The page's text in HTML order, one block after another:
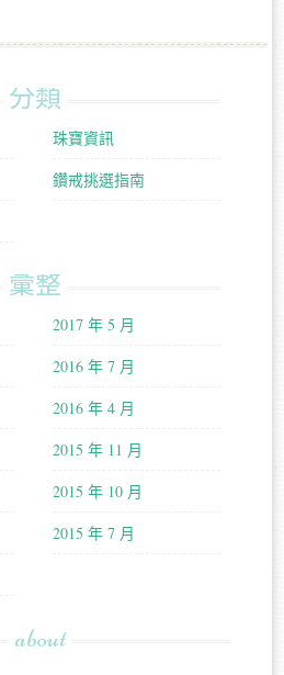
分類
珠寶資訊
鑽戒挑選指南
彙整
2017 年 5 月
2016 年 7 月
2016 年 4 月
2015 年 11 月
2015 年 10 月
2015 年 7 月
about